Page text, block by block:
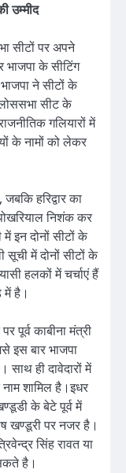
उम्मीद
सीटों पर अपने
भाजपा के सीटिंग
ने सीटों के
सीट के
गलियारों में
के नामों को लेकर
हरिद्वार का
पोखरियाल निशंक कर
इन दोनों सीटों के
सूची में दोनों सीटों के
हलकों में चर्चाएं हैं
में है।
पूर्व काबीना मंत्री
इस बार भाजपा
ही दावेदारों में
शामिल है।इधर
के बेटे पूर्व में
खण्डूरी पर नजर है।
सिंह रावत या
है।